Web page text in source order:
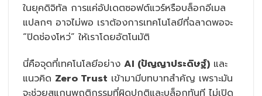
ในยุคดิจิทัล การแค่อัปเดตซอฟต์แวร์หรือบล็อกอีเมล
แปลกๆ อาจไม่พอ เราต้องการเทคโนโลยีที่ฉลาดพอจะ
“ปิดช่องโหว่” ให้เราโดยอัตโนมัติ
นี่คือจุดที่เทคโนโลยีอย่าง AI (ปัญญาประดิษฐ์) และ
แนวคิด Zero Trust เข้ามามีบทบาทสำคัญ เพราะมัน
จะช่วยสแกนพฤติกรรมที่ผิดปกติและบล็อกทันที ไม่เปิด